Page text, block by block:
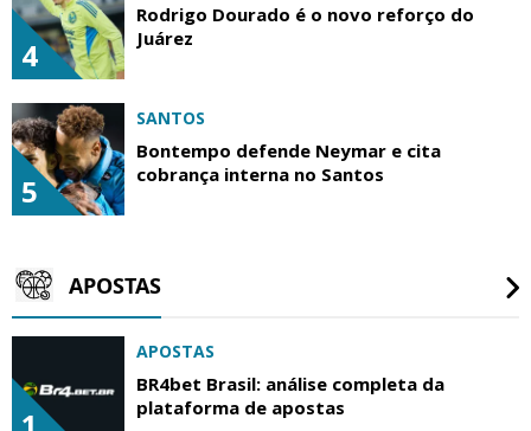
4
Rodrigo Dourado é o novo reforço do
Juárez
5
SANTOS
Bontempo defende Neymar e cita
cobrança interna no Santos
APOSTAS
APOSTAS
BR4bet Brasil: análise completa da
plataforma de apostas